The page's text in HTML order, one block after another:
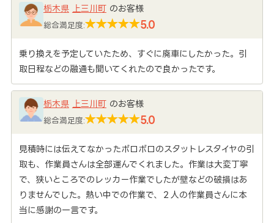
栃木県 上三川町のお客様
総合満足度: 5.0
乗り換えを予定していたため、すぐに廃車にしたかった。引
取日程などの融通も聞いてくれたので良かったです。
栃木県 上三川町のお客様
総合満足度: 5.0
見積時には伝えてなかったボロボロのスタットレスタイヤの引
取も、作業員さんは全部運んでくれました。作業は大変丁寧
で、狭いところでのレッカー作業でしたが壁などの破損はあ
りませんでした。熱い中での作業で、２人の作業員さんに本
当に感謝の一言です。